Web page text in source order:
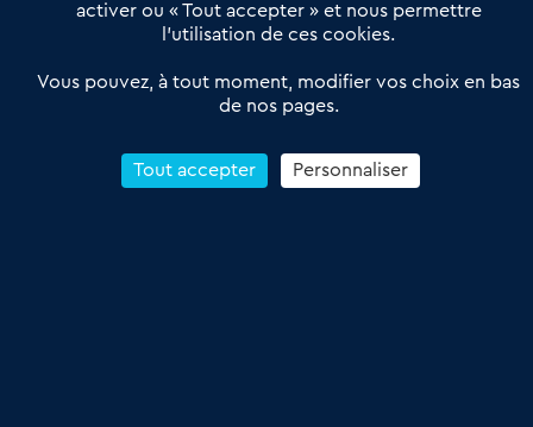
Réseau 3C : un partenaire national dédié aux transactions
Petitscommerces : Un partenariat au service du commerce de
proximité et des territoires
Reprendre un Restaurant Rapide
activer ou « Tout accepter » et nous permettre
l’utilisation de ces cookies.
Vous pouvez, à tout moment, modifier vos choix en bas
de nos pages.
Tout accepter Personnaliser